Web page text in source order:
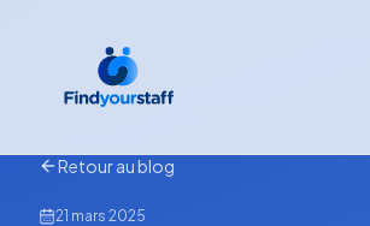
Retour au blog
21 mars 2025